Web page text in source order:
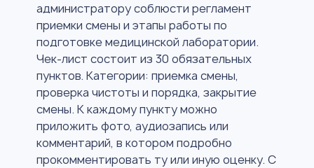
администратору соблюсти регламент
приемки смены и этапы работы по
подготовке медицинской лаборатории.
Чек-лист состоит из 30 обязательных
пунктов. Категории: приемка смены,
проверка чистоты и порядка, закрытие
смены. К каждому пункту можно
приложить фото, аудиозапись или
комментарий, в котором подробно
прокомментировать ту или иную оценку. С